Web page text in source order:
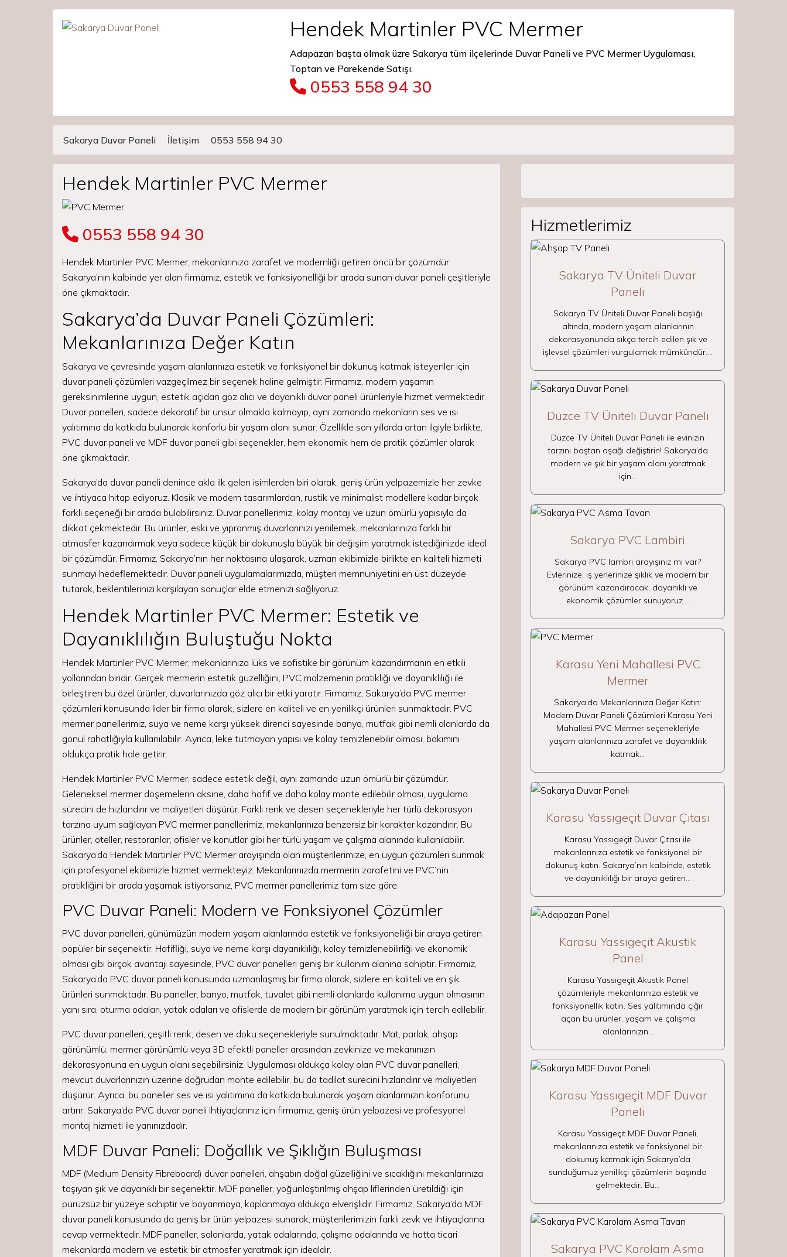
Hendek Martinler PVC Mermer
Adapazarı başta olmak üzre Sakarya tüm ilçelerinde Duvar Paneli ve PVC Mermer Uygulaması,
Toptan ve Parekende Satışı.
0553 558 94 30
Main Navigation
Sakarya Duvar Paneli İletişim 0553 558 94 30
Hendek Martinler PVC Mermer
0553 558 94 30
Hendek Martinler PVC Mermer, mekanlarınıza zarafet ve modernliği getiren öncü bir çözümdür.
Sakarya’nın kalbinde yer alan firmamız, estetik ve fonksiyonelliği bir arada sunan duvar paneli çeşitleriyle
öne çıkmaktadır.
Sakarya’da Duvar Paneli Çözümleri:
Mekanlarınıza Değer Katın
Sakarya ve çevresinde yaşam alanlarınıza estetik ve fonksiyonel bir dokunuş katmak isteyenler için
duvar paneli çözümleri vazgeçilmez bir seçenek haline gelmiştir. Firmamız, modern yaşamın
gereksinimlerine uygun, estetik açıdan göz alıcı ve dayanıklı duvar paneli ürünleriyle hizmet vermektedir.
Duvar panelleri, sadece dekoratif bir unsur olmakla kalmayıp, aynı zamanda mekanların ses ve ısı
yalıtımına da katkıda bulunarak konforlu bir yaşam alanı sunar. Özellikle son yıllarda artan ilgiyle birlikte,
PVC duvar paneli ve MDF duvar paneli gibi seçenekler, hem ekonomik hem de pratik çözümler olarak
öne çıkmaktadır.
Sakarya’da duvar paneli denince akla ilk gelen isimlerden biri olarak, geniş ürün yelpazemizle her zevke
ve ihtiyaca hitap ediyoruz. Klasik ve modern tasarımlardan, rustik ve minimalist modellere kadar birçok
farklı seçeneği bir arada bulabilirsiniz. Duvar panellerimiz, kolay montajı ve uzun ömürlü yapısıyla da
dikkat çekmektedir. Bu ürünler, eski ve yıpranmış duvarlarınızı yenilemek, mekanlarınıza farklı bir
atmosfer kazandırmak veya sadece küçük bir dokunuşla büyük bir değişim yaratmak istediğinizde ideal
bir çözümdür. Firmamız, Sakarya’nın her noktasına ulaşarak, uzman ekibimizle birlikte en kaliteli hizmeti
sunmayı hedeflemektedir. Duvar paneli uygulamalarımızda, müşteri memnuniyetini en üst düzeyde
tutarak, beklentilerinizi karşılayan sonuçlar elde etmenizi sağlıyoruz.
Hendek Martinler PVC Mermer: Estetik ve
Dayanıklılığın Buluştuğu Nokta
Hendek Martinler PVC Mermer, mekanlarınıza lüks ve sofistike bir görünüm kazandırmanın en etkili
yollarından biridir. Gerçek mermerin estetik güzelliğini, PVC malzemenin pratikliği ve dayanıklılığı ile
birleştiren bu özel ürünler, duvarlarınızda göz alıcı bir etki yaratır. Firmamız, Sakarya’da PVC mermer
çözümleri konusunda lider bir firma olarak, sizlere en kaliteli ve en yenilikçi ürünleri sunmaktadır. PVC
mermer panellerimiz, suya ve neme karşı yüksek direnci sayesinde banyo, mutfak gibi nemli alanlarda da
gönül rahatlığıyla kullanılabilir. Ayrıca, leke tutmayan yapısı ve kolay temizlenebilir olması, bakımını
oldukça pratik hale getirir.
Hendek Martinler PVC Mermer, sadece estetik değil, aynı zamanda uzun ömürlü bir çözümdür.
Geleneksel mermer döşemelerin aksine, daha hafif ve daha kolay monte edilebilir olması, uygulama
sürecini de hızlandırır ve maliyetleri düşürür. Farklı renk ve desen seçenekleriyle her türlü dekorasyon
tarzına uyum sağlayan PVC mermer panellerimiz, mekanlarınıza benzersiz bir karakter kazandırır. Bu
ürünler, oteller, restoranlar, ofisler ve konutlar gibi her türlü yaşam ve çalışma alanında kullanılabilir.
Sakarya’da Hendek Martinler PVC Mermer arayışında olan müşterilerimize, en uygun çözümleri sunmak
için profesyonel ekibimizle hizmet vermekteyiz. Mekanlarınızda mermerin zarafetini ve PVC’nin
pratikliğini bir arada yaşamak istiyorsanız, PVC mermer panellerimiz tam size göre.
PVC Duvar Paneli: Modern ve Fonksiyonel Çözümler
PVC duvar panelleri, günümüzün modern yaşam alanlarında estetik ve fonksiyonelliği bir araya getiren
popüler bir seçenektir. Hafifliği, suya ve neme karşı dayanıklılığı, kolay temizlenebilirliği ve ekonomik
olması gibi birçok avantajı sayesinde, PVC duvar panelleri geniş bir kullanım alanına sahiptir. Firmamız,
Sakarya’da PVC duvar paneli konusunda uzmanlaşmış bir firma olarak, sizlere en kaliteli ve en şık
ürünleri sunmaktadır. Bu paneller, banyo, mutfak, tuvalet gibi nemli alanlarda kullanıma uygun olmasının
yanı sıra, oturma odaları, yatak odaları ve ofislerde de modern bir görünüm yaratmak için tercih edilebilir.
PVC duvar panelleri, çeşitli renk, desen ve doku seçenekleriyle sunulmaktadır. Mat, parlak, ahşap
görünümlü, mermer görünümlü veya 3D efektli paneller arasından zevkinize ve mekanınızın
dekorasyonuna en uygun olanı seçebilirsiniz. Uygulaması oldukça kolay olan PVC duvar panelleri,
mevcut duvarlarınızın üzerine doğrudan monte edilebilir, bu da tadilat sürecini hızlandırır ve maliyetleri
düşürür. Ayrıca, bu paneller ses ve ısı yalıtımına da katkıda bulunarak yaşam alanlarınızın konforunu
artırır. Sakarya’da PVC duvar paneli ihtiyaçlarınız için firmamız, geniş ürün yelpazesi ve profesyonel
montaj hizmeti ile yanınızdadır.
MDF Duvar Paneli: Doğallık ve Şıklığın Buluşması
MDF (Medium Density Fibreboard) duvar panelleri, ahşabın doğal güzelliğini ve sıcaklığını mekanlarınıza
taşıyan şık ve dayanıklı bir seçenektir. MDF paneller, yoğunlaştırılmış ahşap liflerinden üretildiği için
pürüzsüz bir yüzeye sahiptir ve boyanmaya, kaplanmaya oldukça elverişlidir. Firmamız, Sakarya’da MDF
duvar paneli konusunda da geniş bir ürün yelpazesi sunarak, müşterilerimizin farklı zevk ve ihtiyaçlarına
cevap vermektedir. MDF paneller, salonlarda, yatak odalarında, çalışma odalarında ve hatta ticari
mekanlarda modern ve estetik bir atmosfer yaratmak için idealdir.
Hizmetlerimiz
Sakarya TV Üniteli Duvar
Paneli
Sakarya TV Üniteli Duvar Paneli başlığı
altında, modern yaşam alanlarının
dekorasyonunda sıkça tercih edilen şık ve
işlevsel çözümleri vurgulamak mümkündür.…
Düzce TV Üniteli Duvar Paneli
Düzce TV Üniteli Duvar Paneli ile evinizin
tarzını baştan aşağı değiştirin! Sakarya’da
modern ve şık bir yaşam alanı yaratmak
için…
Sakarya PVC Lambiri
Sakarya PVC lambri arayışınız mı var?
Evlerinize, iş yerlerinize şıklık ve modern bir
görünüm kazandıracak, dayanıklı ve
ekonomik çözümler sunuyoruz.…
Karasu Yeni Mahallesi PVC
Mermer
Sakarya’da Mekanlarınıza Değer Katın:
Modern Duvar Paneli Çözümleri Karasu Yeni
Mahallesi PVC Mermer seçenekleriyle
yaşam alanlarınıza zarafet ve dayanıklılık
katmak…
Karasu Yassıgeçit Duvar Çıtası
Karasu Yassıgeçit Duvar Çıtası ile
mekanlarınıza estetik ve fonksiyonel bir
dokunuş katın. Sakarya’nın kalbinde, estetik
ve dayanıklılığı bir araya getiren…
Karasu Yassıgeçit Akustik
Panel
Karasu Yassıgeçit Akustik Panel
çözümleriyle mekanlarınıza estetik ve
fonksiyonellik katın. Ses yalıtımında çığır
açan bu ürünler, yaşam ve çalışma
alanlarınızın…
Karasu Yassıgeçit MDF Duvar
Paneli
Karasu Yassıgeçit MDF Duvar Paneli,
mekanlarınıza estetik ve fonksiyonel bir
dokunuş katmak için Sakarya’da
sunduğumuz yenilikçi çözümlerin başında
gelmektedir. Bu…
Sakarya PVC Karolam Asma